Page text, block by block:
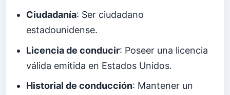
Ciudadanía: Ser ciudadano
estadounidense.
Licencia de conducir: Poseer una licencia
válida emitida en Estados Unidos.
Historial de conducción: Mantener un